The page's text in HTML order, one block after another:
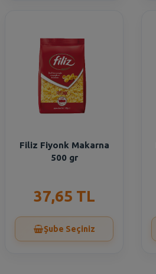
Filiz Fiyonk Makarna
500 gr
37,65 TL
Şube Seçiniz